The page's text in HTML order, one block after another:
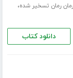
رمان رمان تسخیر شده،
دانلود کتاب